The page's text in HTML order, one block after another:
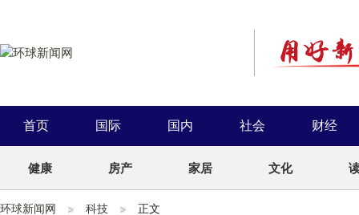
首页 国际 国内 社会 财经
健康 房产 家居 文化
环球新闻网 科技 正文